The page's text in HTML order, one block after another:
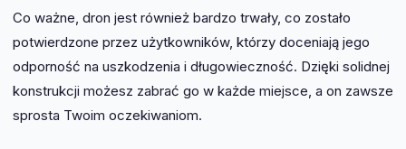
Co ważne, dron jest również bardzo trwały, co zostało
potwierdzone przez użytkowników, którzy doceniają jego
odporność na uszkodzenia i długowieczność. Dzięki solidnej
konstrukcji możesz zabrać go w każde miejsce, a on zawsze
sprosta Twoim oczekiwaniom.